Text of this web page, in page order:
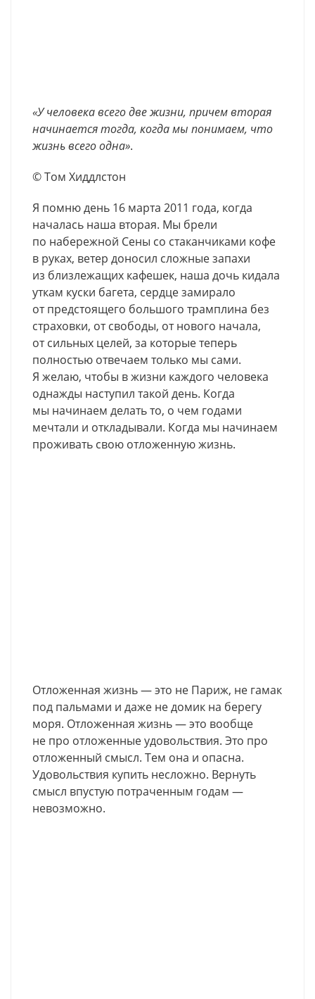
«У человека всего две жизни, причем вторая
начинается тогда, когда мы понимаем, что
жизнь всего одна».
© Том Хиддлстон
Я помню день 16 марта 2011 года, когда
началась наша вторая. Мы брели
по набережной Сены со стаканчиками кофе
в руках, ветер доносил сложные запахи
из близлежащих кафешек, наша дочь кидала
уткам куски багета, сердце замирало
от предстоящего большого трамплина без
страховки, от свободы, от нового начала,
от сильных целей, за которые теперь
полностью отвечаем только мы сами.
Я желаю, чтобы в жизни каждого человека
однажды наступил такой день. Когда
мы начинаем делать то, о чем годами
мечтали и откладывали. Когда мы начинаем
проживать свою отложенную жизнь.
Отложенная жизнь — это не Париж, не гамак
под пальмами и даже не домик на берегу
моря. Отложенная жизнь — это вообще
не про отложенные удовольствия. Это про
отложенный смысл. Тем она и опасна.
Удовольствия купить несложно. Вернуть
смысл впустую потраченным годам —
невозможно.